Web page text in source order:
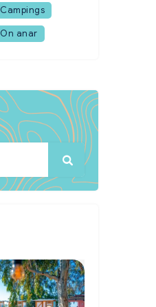
Campings
On anar